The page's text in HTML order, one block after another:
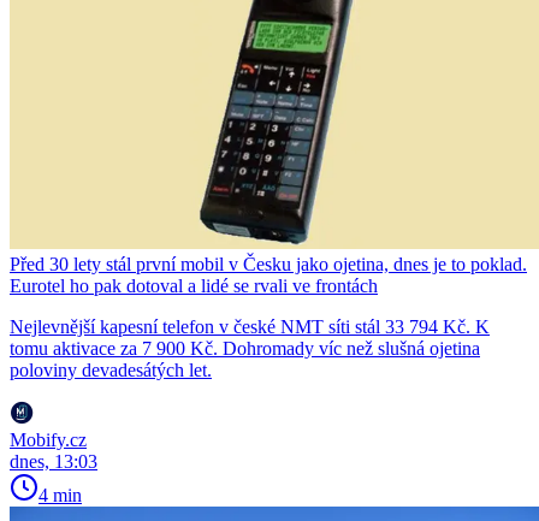
Před 30 lety stál první mobil v Česku jako ojetina, dnes je to poklad.
Eurotel ho pak dotoval a lidé se rvali ve frontách
Nejlevnější kapesní telefon v české NMT síti stál 33 794 Kč. K
tomu aktivace za 7 900 Kč. Dohromady víc než slušná ojetina
poloviny devadesátých let.
Mobify.cz
dnes, 13:03
4 min